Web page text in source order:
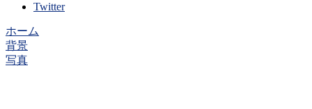
Twitter
ホーム
背景
写真